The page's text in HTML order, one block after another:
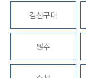
김천구미
원주